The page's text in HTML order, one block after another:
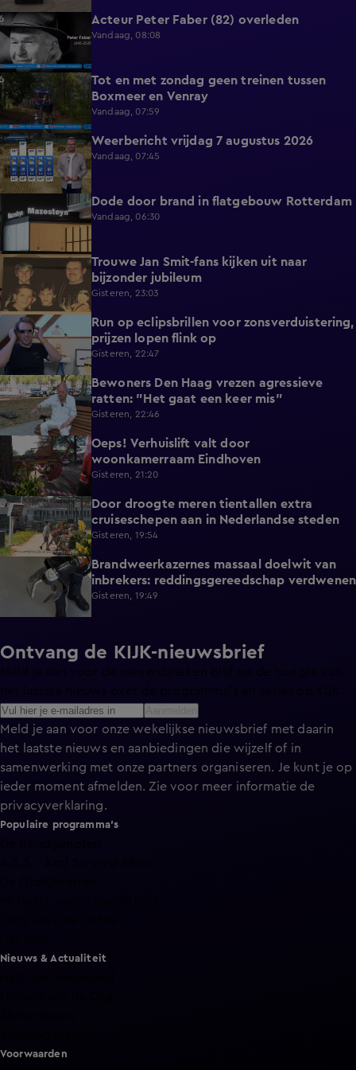
0:59 Acteur Peter Faber (82) overleden
Vandaag, 08:08
0:36
Tot en met zondag geen treinen tussen
Boxmeer en Venray
Vandaag, 07:59
2:26 Weerbericht vrijdag 7 augustus 2026
Vandaag, 07:45
Dode door brand in flatgebouw Rotterdam
Vandaag, 06:30
1:59
Trouwe Jan Smit-fans kijken uit naar
bijzonder jubileum
Gisteren, 23:03
2:06
Run op eclipsbrillen voor zonsverduistering,
prijzen lopen flink op
Gisteren, 22:47
1:54
Bewoners Den Haag vrezen agressieve
ratten: "Het gaat een keer mis"
Gisteren, 22:46
0:58
Oeps! Verhuislift valt door
woonkamerraam Eindhoven
Gisteren, 21:20
2:11
Door droogte meren tientallen extra
cruiseschepen aan in Nederlandse steden
Gisteren, 19:54
Brandweerkazernes massaal doelwit van
inbrekers: reddingsgereedschap verdwenen
Gisteren, 19:49
Ontvang de KIJK-nieuwsbrief
Meld je aan voor de nieuwsbrief en blijf op de hoogte van
Meld je aan voor onze wekelijkse nieuwsbrief met daarin
het laatste nieuws en aanbiedingen die wijzelf of in
samenwerking met onze partners organiseren. Je kunt je op
ieder moment afmelden. Zie voor meer informatie de
privacyverklaring.
Populaire programma's
Nieuws & Actualiteit
Voorwaarden